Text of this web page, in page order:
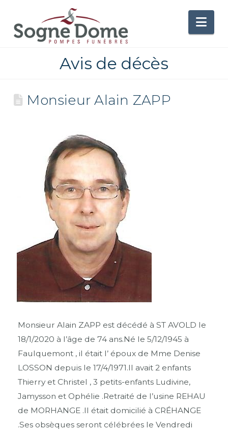
Avis de décès
Monsieur Alain ZAPP
Monsieur Alain ZAPP est décédé à ST AVOLD le
18/1/2020 à l’âge de 74 ans.Né le 5/12/1945 à
Faulquemont , il était l’ époux de Mme Denise
LOSSON depuis le 17/4/1971.Il avait 2 enfants
Thierry et Christel , 3 petits-enfants Ludivine,
Jamysson et Ophélie .Retraité de l’usine REHAU
de MORHANGE .Il était domicilié à CRÉHANGE
.Ses obsèques seront célébrées le Vendredi